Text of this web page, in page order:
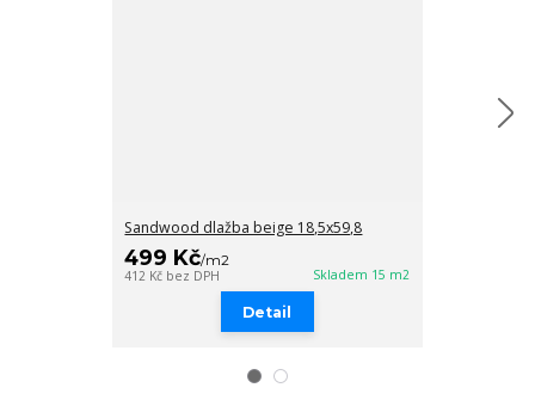
Sandwood dlažba beige 18,5x59,8
499 Kč/m2
412 Kč bez DPH Skladem 15 m2
Detail